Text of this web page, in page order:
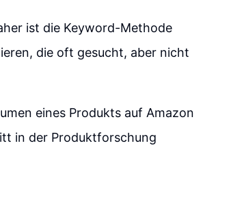
ist die Keyword-Methode
die oft gesucht, aber nicht
eines Produkts auf Amazon
in der Produktforschung